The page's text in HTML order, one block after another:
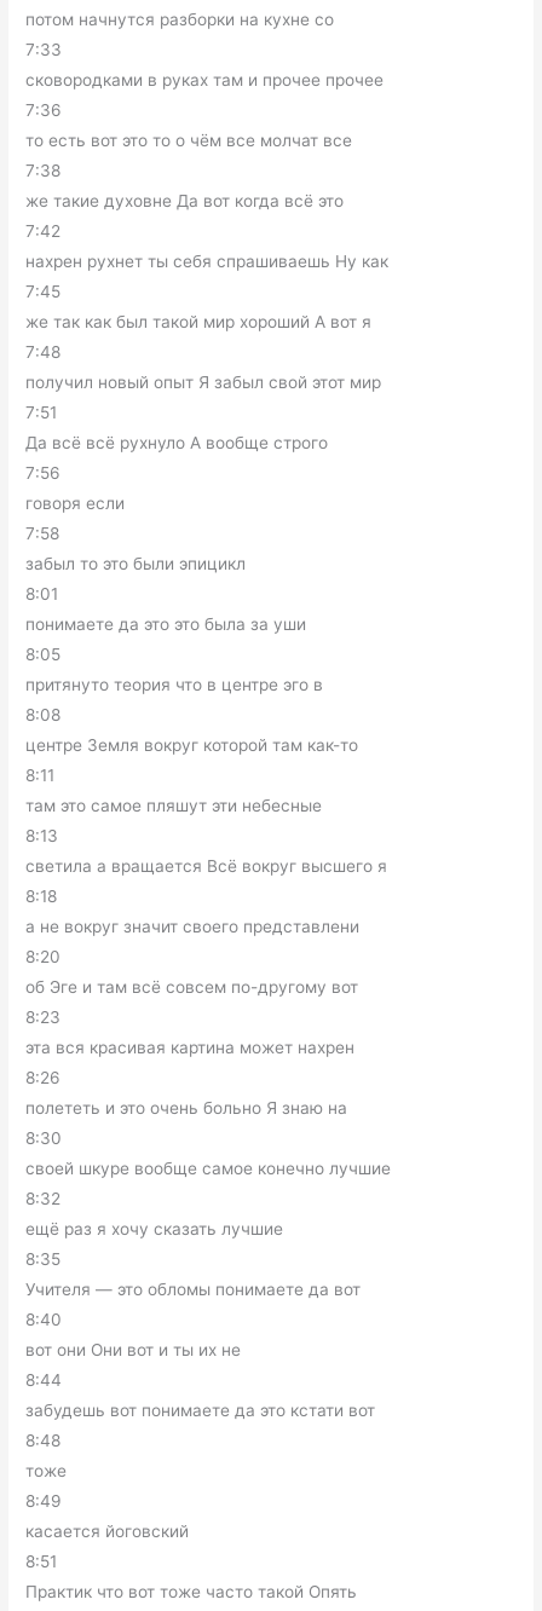
потом начнутся разборки на кухне со
7:33
сковородками в руках там и прочее прочее
7:36
то есть вот это то о чём все молчат все
7:38
же такие духовне Да вот когда всё это
7:42
нахрен рухнет ты себя спрашиваешь Ну как
7:45
же так как был такой мир хороший А вот я
7:48
получил новый опыт Я забыл свой этот мир
7:51
Да всё всё рухнуло А вообще строго
7:56
говоря если
7:58
забыл то это были эпицикл
8:01
понимаете да это это была за уши
8:05
притянуто теория что в центре эго в
8:08
центре Земля вокруг которой там как-то
8:11
там это самое пляшут эти небесные
8:13
светила а вращается Всё вокруг высшего я
8:18
а не вокруг значит своего представлени
8:20
об Эге и там всё совсем по-другому вот
8:23
эта вся красивая картина может нахрен
8:26
полететь и это очень больно Я знаю на
8:30
своей шкуре вообще самое конечно лучшие
8:32
ещё раз я хочу сказать лучшие
8:35
Учителя — это обломы понимаете да вот
8:40
вот они Они вот и ты их не
8:44
забудешь вот понимаете да это кстати вот
8:48
тоже
8:49
касается йоговский
8:51
Практик что вот тоже часто такой Опять